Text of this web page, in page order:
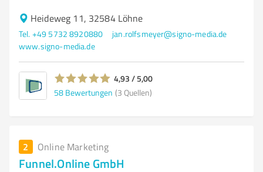
Heideweg 11, 32584 Löhne
Tel. +49 5732 8920880
jan.rolfsmeyer@signo-media.de
www.signo-media.de
4,93 / 5,00
58 Bewertungen (3 Quellen)
2 Online Marketing
Funnel.Online GmbH